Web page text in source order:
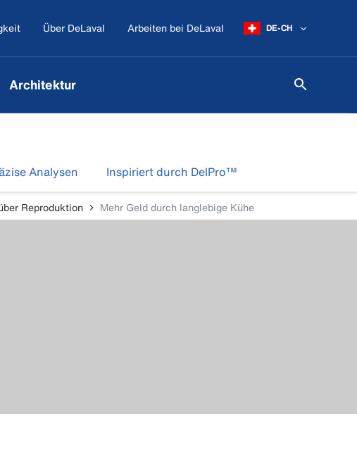
Über DeLaval Arbeiten bei DeLaval DE-CH
Architektur
Analysen Inspiriert durch DelPro™
Reproduktion Mehr Geld durch langlebige Kühe